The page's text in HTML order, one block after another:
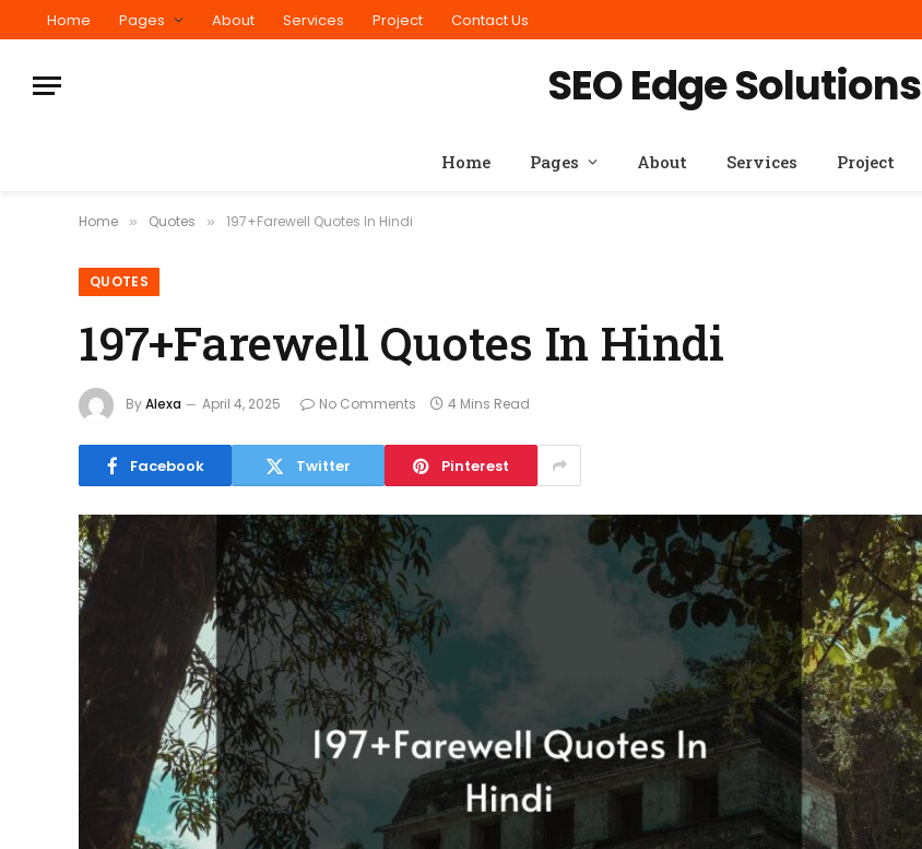
Home Pages About Services Project Contact Us
SEO Edge Solutions
Home Pages About Services Project
Home » Quotes » 197+Farewell Quotes In Hindi
QUOTES
197+Farewell Quotes In Hindi
ByAlexa April 4, 2025 No Comments 4 Mins Read
Facebook Twitter Pinterest